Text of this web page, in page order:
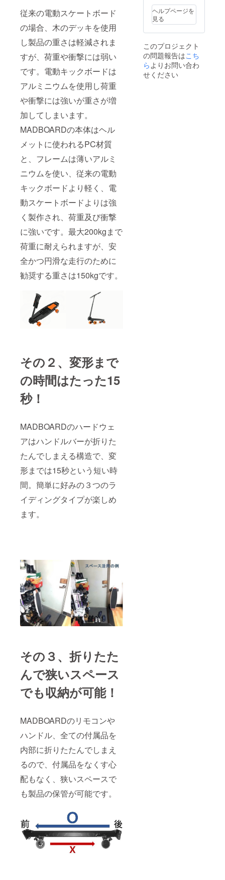
従来の電動スケートボード
の場合、木のデッキを使用
し製品の重さは軽減されま
すが、荷重や衝撃には弱い
です。電動キックボードは
アルミニウムを使用し荷重
や衝撃には強いが重さが増
加してしまいます。
MADBOARDの本体はヘル
メットに使われるPC材質
と、フレームは薄いアルミ
ニウムを使い、従来の電動
キックボードより軽く、電
動スケートボードよりは強
く製作され、荷重及び衝撃
に強いです。最大200kgまで
荷重に耐えられますが、安
全かつ円滑な走行のために
勧奨する重さは150kgです。
その２、変形まで
の時間はたった15
秒！
MADBOARDのハードウェ
アはハンドルバーが折りた
たんでしまえる構造で、変
形までは15秒という短い時
間。簡単に好みの３つのラ
イディングタイプが楽しめ
ます。
その３、折りたた
んで狭いスペース
でも収納が可能！
MADBOARDのリモコンや
ハンドル、全ての付属品を
内部に折りたたんでしまえ
るので、付属品をなくす心
配もなく、狭いスペースで
も製品の保管が可能です。
フ ２、
アフ
ター
サービ
内には
修理作
業コス
トを完
全免除
ヘルプページを
見る
このプロジェクト
の問題報告はこち
ら よりお問い合わ
せください